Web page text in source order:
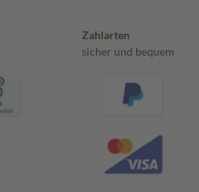
Zahlarten
sicher und bequem